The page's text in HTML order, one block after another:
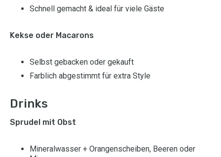
Schnell gemacht & ideal für viele Gäste
Kekse oder Macarons
Selbst gebacken oder gekauft
Farblich abgestimmt für extra Style
Drinks
Sprudel mit Obst
Mineralwasser + Orangenscheiben, Beeren oder